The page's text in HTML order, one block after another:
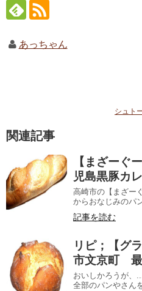
あっちゃん
シュト
関連記事
【まざーぐ
児島黒豚カ
高崎市の【まざー
からおなじみのパ
記事を読む
リピ；【グ
市文京町 最
おいしかろうが、
全部のパンやさん